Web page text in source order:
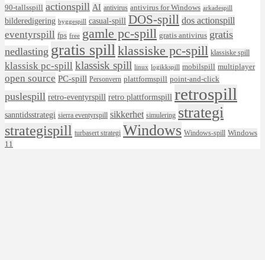
90-tallsspill actionspill AI antivirus antivirus for Windows arkadespill
bilderedigering byggespill casual-spill DOS-spill dos actionspill
eventyrspill fps free gamle pc-spill gratis antivirus gratis
nedlasting gratis spillklassiske pc-spill klassiske spill
klassisk pc-spill klassisk spill linux logikkspill mobilspill multiplayer
open source PC-spill Personvern plattformspill point-and-click
puslespill retro-eventyrspill retro plattformspill retrospill
sanntidsstrategi sierra eventyrspill sikkerhet simulering strategi
strategispill turbasert strategi Windows Windows-spill Windows
11